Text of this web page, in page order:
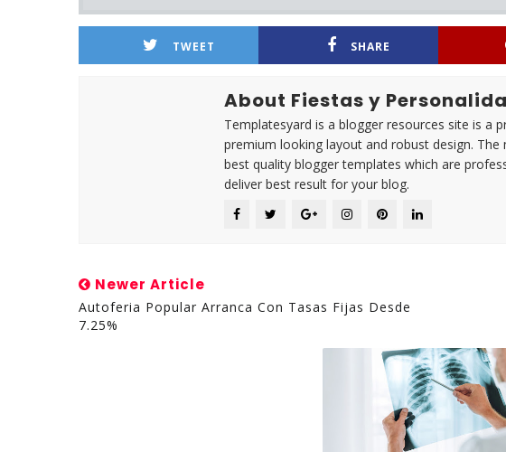
TWEET SHARE
About Fiestas y
Templatesyard is a blogger resources site is a
premium looking layout and robust design.
best quality blogger templates which are
deliver best result for your blog.
Newer Article
Autoferia Popular Arranca Con Tasas Fijas Desde
7.25%